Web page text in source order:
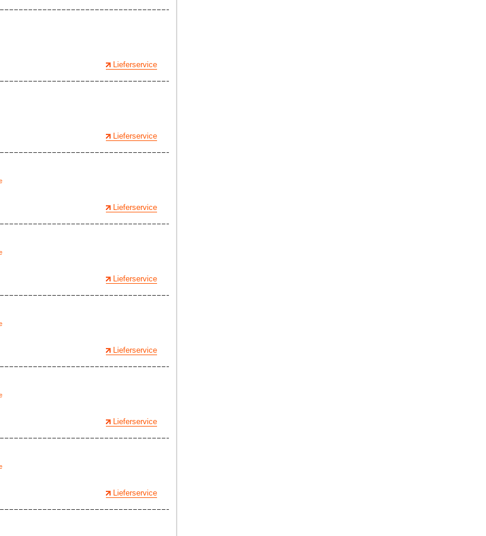
Lieferservice
Lieferservice
Lieferservice
Lieferservice
Lieferservice
Lieferservice
Lieferservice